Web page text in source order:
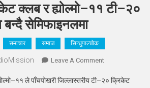
क्लब र ह्योल्मो–११ टी–२०
सेमिफाइनलमा
समाचार समाज सिन्धुपाल्चोक
Leave A CommentOn
क्रिकेट
ले पाँचपोखरी जिल्लास्तरीय टी–२० क्रिकेट